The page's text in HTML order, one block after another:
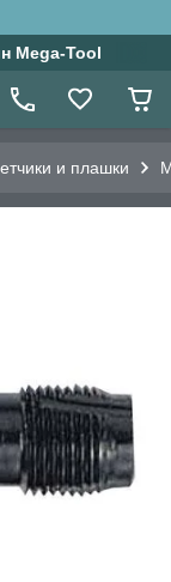
Mega-Tool
и плашки